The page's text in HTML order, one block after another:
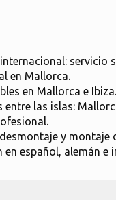
servicio
en Mallorca.
en Mallorca e Ibiza.
entre las islas:
y montaje
español, alemán e